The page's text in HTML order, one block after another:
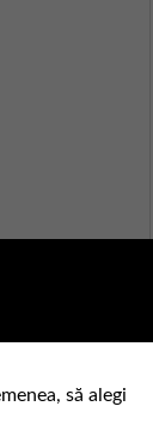
să alegi